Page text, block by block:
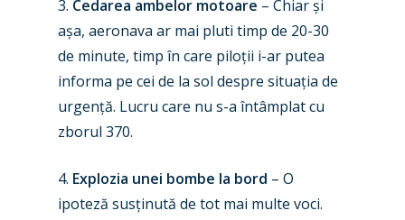
3. Cedarea ambelor motoare – Chiar și
așa, aeronava ar mai pluti timp de 20-30
de minute, timp în care piloții i-ar putea
informa pe cei de la sol despre situația de
urgență. Lucru care nu s-a întâmplat cu
zborul 370.
4. Explozia unei bombe la bord – O
ipoteză susținută de tot mai multe voci.
Paris 2019